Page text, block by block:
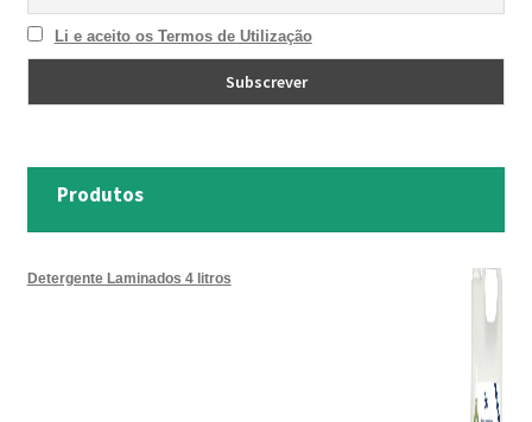
Li e aceito os Termos de Utilização
Produtos
Detergente Laminados 4 litros